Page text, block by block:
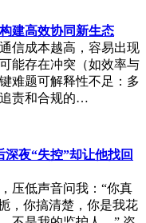
建高效协同新生态
信成本越高，容易出现
能存在冲突（如效率与
难题可解释性不足：多
责和合规的…
深夜“失控”却让他找回
压低声音问我：“你真
，你搞清楚，你是我花